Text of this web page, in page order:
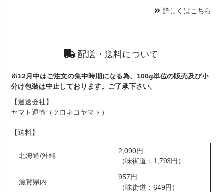
詳しくはこちら
配送・送料について
※12月中はご注文の集中時期になる為、100g単位の販売及び小
分け包装は中止しております。ご了承下さい。
【運送会社】
ヤマト運輸（クロネコヤマト）
【送料】
北海道/沖縄
2,090円
（味街道：1,793円）
滋賀県内
957円
（味街道：649円）